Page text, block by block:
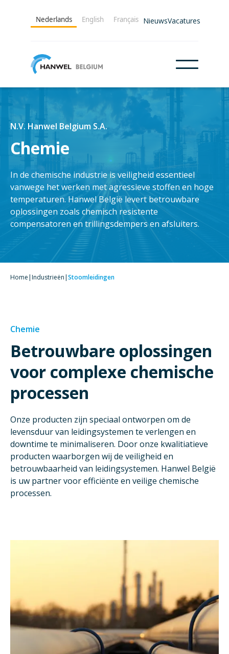
Nederlands English Français NieuwsVacatures
N.V. Hanwel Belgium S.A.
Chemie
In de chemische industrie is veiligheid essentieel
vanwege het werken met agressieve stoffen en hoge
temperaturen. Hanwel België levert betrouwbare
oplossingen zoals chemisch resistente
compensatoren en trillingsdempers en afsluiters.
Home|Industrieën|Stoomleidingen
Chemie
Betrouwbare oplossingen
voor complexe chemische
processen
Onze producten zijn speciaal ontworpen om de
levensduur van leidingsystemen te verlengen en
downtime te minimaliseren. Door onze kwalitiatieve
producten waarborgen wij de veiligheid en
betrouwbaarheid van leidingsystemen. Hanwel België
is uw partner voor efficiënte en veilige chemische
processen.